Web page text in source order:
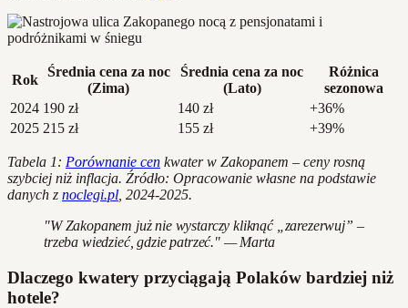
Rok
Średnia cena za noc
(Zima)
Średnia cena za noc
(Lato)
Różnica
sezonowa
2024 190 zł 140 zł
+36%
2025 215 zł 155 zł +39%
Tabela 1: Porównanie cen kwater w Zakopanem – ceny rosną
szybciej niż inflacja. Źródło: Opracowanie własne na podstawie
danych z noclegi.pl , 2024-2025.
"W Zakopanem już nie wystarczy kliknąć „zarezerwuj” –
trzeba wiedzieć, gdzie patrzeć." — Marta
Dlaczego kwatery przyciągają Polaków bardziej niż
hotele?